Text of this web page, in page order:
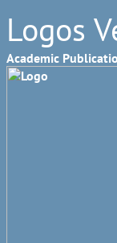
Logos
Academic